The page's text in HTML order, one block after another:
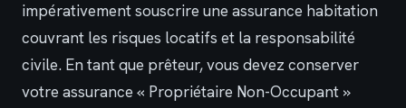
impérativement souscrire une assurance habitation
couvrant les risques locatifs et la responsabilité
civile. En tant que prêteur, vous devez conserver
votre assurance « Propriétaire Non-Occupant »